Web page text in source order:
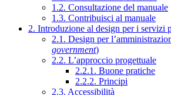
1.2. Consultazione del manuale
1.3. Contribuisci al manuale
2. Introduzione al design per i servizi
2.1. Design per
government)
2.2. L’approccio progettuale
2.2.1. Buone pratiche
2.2.2. Principi
2.3. Accessibilità